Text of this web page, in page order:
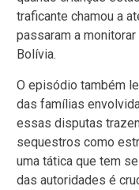
traficante chamou a
passaram a
Bolívia.
O episódio também
das famílias
essas disputas
sequestros como
uma tática que tem
das autoridades é